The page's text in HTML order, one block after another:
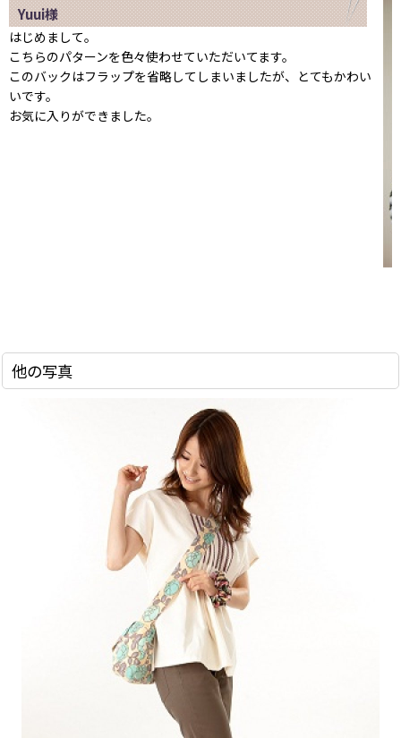
Yuui様
はじめまして。
こちらのパターンを色々使わせていただいてます。
このバックはフラップを省略してしまいましたが、とてもかわい
いです。
お気に入りができました。
他の写真